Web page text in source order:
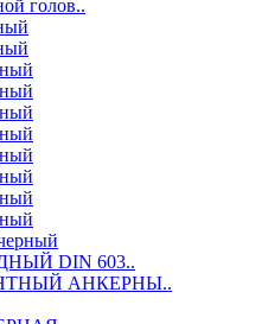
голов..
DIN 603..
АНКЕРНЫ..